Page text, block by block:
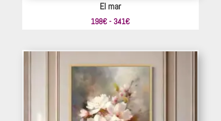
El mar
198€ - 341€Rango
hasta
341€